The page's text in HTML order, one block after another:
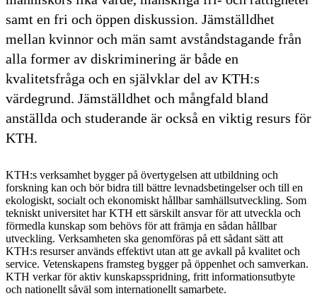
samt en fri och öppen diskussion. Jämställdhet
mellan kvinnor och män samt avståndstagande från
alla former av diskriminering är både en
kvalitetsfråga och en självklar del av KTH:s
värdegrund. Jämställdhet och mångfald bland
anställda och studerande är också en viktig resurs för
KTH.
KTH:s verksamhet bygger på övertygelsen att utbildning och
forskning kan och bör bidra till bättre levnadsbetingelser och till en
ekologiskt, socialt och ekonomiskt hållbar samhällsutveckling. Som
tekniskt universitet har KTH ett särskilt ansvar för att utveckla och
förmedla kunskap som behövs för att främja en sådan hållbar
utveckling. Verksamheten ska genomföras på ett sådant sätt att
KTH:s resurser används effektivt utan att ge avkall på kvalitet och
service. Vetenskapens framsteg bygger på öppenhet och samverkan.
KTH verkar för aktiv kunskapsspridning, fritt informationsutbyte
och nationellt såväl som internationellt samarbete.